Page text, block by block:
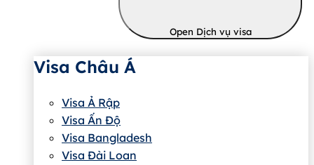
Open Dịch vụ visa
Visa Châu Á
Visa Ả Rập
Visa Ấn Độ
Visa Bangladesh
Visa Đài Loan